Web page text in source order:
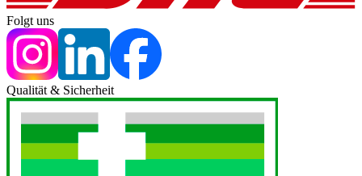
Folgt uns
Qualität & Sicherheit